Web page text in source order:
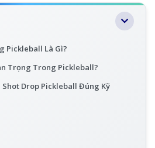
Pickleball Là Gì?
Trọng Trong Pickleball?
Drop Pickleball Đúng Kỹ